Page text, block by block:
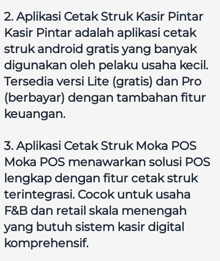
2. Aplikasi Cetak Struk Kasir Pintar
Kasir Pintar adalah aplikasi cetak
struk android gratis yang banyak
digunakan oleh pelaku usaha kecil.
Tersedia versi Lite (gratis) dan Pro
(berbayar) dengan tambahan fitur
keuangan.
3. Aplikasi Cetak Struk Moka POS
Moka POS menawarkan solusi POS
lengkap dengan fitur cetak struk
terintegrasi. Cocok untuk usaha
F&B dan retail skala menengah
yang butuh sistem kasir digital
komprehensif.